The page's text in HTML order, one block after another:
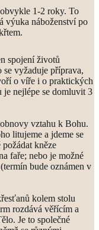
1-2 roky. To
výuka náboženství po
spojení životů
se vyžaduje příprava,
o víře i o praktických
je nejlépe se domluvit 3
vztahu k Bohu.
litujeme a jdeme se
kněze
faře; nebo je možné
bude oznámen v
kolem stolu
rozdává věřícím a
Je to společné